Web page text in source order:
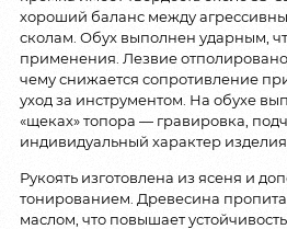
хороший баланс между
сколам. Обух выполнен ударным,
применения. Лезвие отполировано
чему снижается сопротивление
уход за инструментом. На обухе
«щеках» топора — гравировка,
индивидуальный характер изделия.
Рукоять изготовлена из ясеня и
тонированием. Древесина
маслом, что повышает